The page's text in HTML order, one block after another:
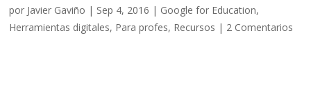
por Javier Gaviño | Sep 4, 2016 | Google for Education,
Herramientas digitales, Para profes, Recursos | 2 Comentarios